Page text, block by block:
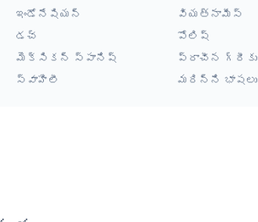
ఇండోనేషియన్
వియత్నామీస్
డచ్
పోలిష్
మెక్సికన్ స్పానిష్
ప్రాచీన గ్రీకు
స్వాహిలీ మరిన్ని భాషలు